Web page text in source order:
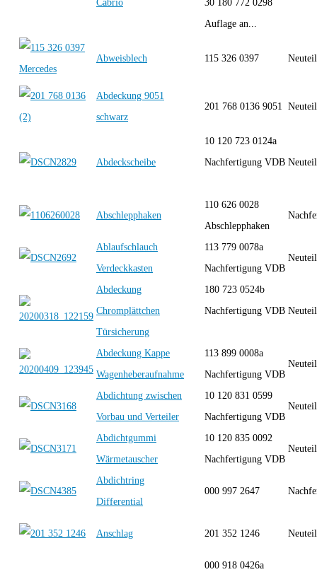
Cabrio
30 180 772 0298
Auflage an...
Abweisblech 115 326 0397
Abdeckung 9051
schwarz
201 768 0136 9051
Abdeckscheibe
10 120 723 0124a
Nachfertigung VDB
Abschlepphaken
110 626 0028
Abschlepphaken
Ablaufschlauch
Verdeckkasten
113 779 0078a
Nachfertigung VDB
Abdeckung
Chromplättchen
Türsicherung
180 723 0524b
Nachfertigung VDB
Abdeckung Kappe
Wagenheberaufnahme
113 899 0008a
Nachfertigung VDB
Abdichtung zwischen
Vorbau und Verteiler
10 120 831 0599
Nachfertigung VDB
Abdichtgummi
Wärmetauscher
10 120 835 0092
Nachfertigung VDB
Abdichtring
Differential
000 997 2647
Anschlag 201 352 1246
000 918 0426a